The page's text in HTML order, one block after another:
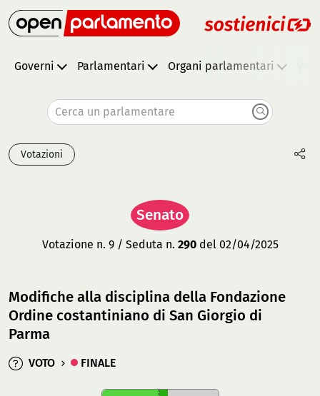
Governi Parlamentari Organi parlamentari
Cerca un parlamentare
Votazioni
Senato
Votazione n. 9 / Seduta n. 290del 02/04/2025
Modifiche alla disciplina della Fondazione
Ordine costantiniano di San Giorgio di
Parma
VOTO FINALE